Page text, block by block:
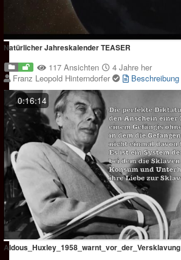
Natürlicher Jahreskalender TEASER
117 Ansichten
4 Jahre her
Franz Leopold Hinterndorfer
Beschreibung
0:16:14
Aldous_Huxley_1958_warnt_vor_der_Versklavung